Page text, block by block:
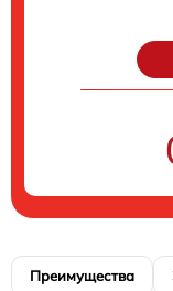
Преимущества